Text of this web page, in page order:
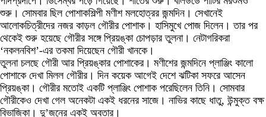
শুরু। সোমবার ছিল পোশাকশিল্পী মণীশ মলহোত্রর জন্মদিন। সেখানেই
আলোকচিত্রীদের নজর কাড়ল গৌরীর পোশাক। হাসিমুখে পোজ দিলেন। তার পর
থেকেই শুরু হয়েছে গৌরীর সঙ্গে প্রিয়ঙ্কা চোপড়ার তুলনা। নেটাগরিকরা
‘নকলনবিশ’-এর তকমা দিয়েছেন গৌরী খানকে।
তুলনা চলছে গৌরী আর প্রিয়ঙ্কার পোশাকের। মণীশের জন্মদিনে প্লাঞ্জিং কালো
পোশাকে দেখা মিলল গৌরীর। দিন কয়েক আগেই দেশে ঝটিকা সফরে আসেন
প্রিয়ঙ্কা। গৌরীর মতোই একটি প্লাঞ্জিং পোশাক পরেছিলেন তিনি। সোমবার
গৌরীকেও দেখা গেল অনেকটা একই ধরনের সাজে। নাভির কাছে ধাতু, উন্মুক্ত বক্ষ
বিভাজিকা। দু’জনের একই অবতার।